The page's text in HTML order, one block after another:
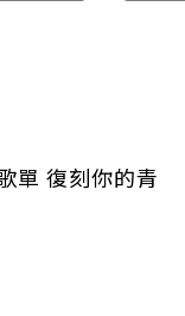
單 復刻你的青